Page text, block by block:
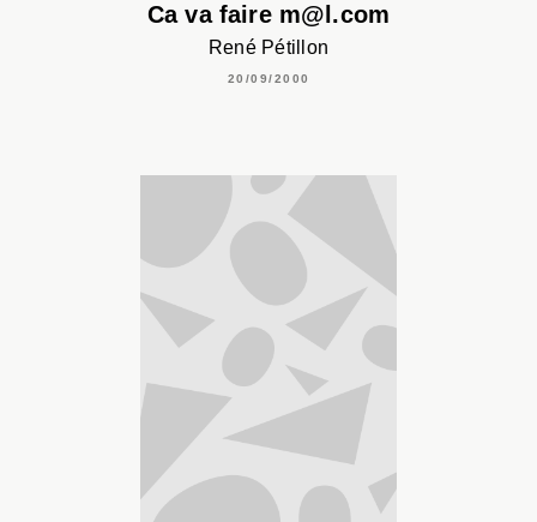
Ca va faire m@l.com
René Pétillon
20/09/2000